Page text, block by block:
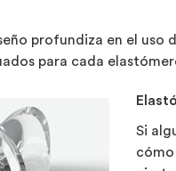
profundiza en el
para cada
Si
cómo